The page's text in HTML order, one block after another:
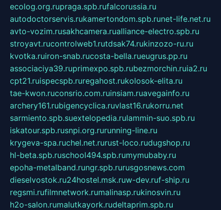
ecolog.org.rupraga.spb.rufalcorussia.ru
autodoctorservis.rukamertondom.spb.runet-life.net.ru
avto-vozim.rusakhcamera.rualliance-electro.spb.ru
stroyavt.rucontrolweb1.rutdsak74.rukinzozo-ru.ru
kvotka.ruiron-snab.rucosta-bella.rueugrus.pp.ru
associaciya39.ruprimexpo.spb.rubezmorchin.ruia2.ru
cpt21.ruispecspb.ruregahost.rukolosok-elita.ru
tae-kwon.ruconsrio.com.ruinsiam.ruavegainfo.ru
archery161.rubigencyclica.ruvlast16.rukorru.net
sarmiento.spb.suextelopedia.rulammin-suo.spb.ru
iskatour.spb.rusnpi.org.rurunning-line.ru
krygeva-spa.ruchel.net.rurust-loco.rudugshop.ru
hl-beta.spb.ruschool494.spb.rumymubaby.ru
epoha-metalband.rungr.spb.rurusgosnews.com
dieselvostok.ru24hostel.msk.ruw-dev.ruf-ship.ru
regsmi.rufilmnetwork.rumalinasp.rukinosvin.ru
h2o-salon.rumalutkayork.rudeltaprim.spb.ru